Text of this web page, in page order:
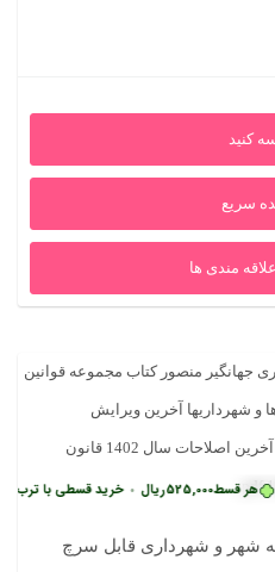
کنید
سریع
مندی ها
525,000ریال • خرید قسطی با ترب‌پی بدون
شهر و شهرداری قابل سرچ